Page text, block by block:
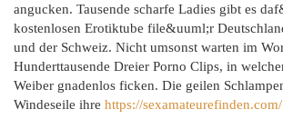
angucken. Tausende scharfe Ladies gibt es
kostenlosen Erotiktube file&uuml;r
und der Schweiz. Nicht umsonst warten im
Hunderttausende Dreier Porno Clips, in
Weiber gnadenlos ficken. Die geilen
Windeseile ihre https://sexamateurefinden.com/